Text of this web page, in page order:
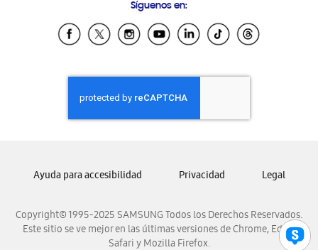
Samsung Ecuador
Samsung El Salvador
Samsung Honduras
Samsung Nicaragua
Samsung Panamá
Samsung Venezuela
Síguenos en:
Copyright© 1995-2025 SAMSUNG Todos los Derechos Reservados.
Este sitio se ve mejor en las últimas versiones de Chrome, Edge,
Safari y Mozilla Firefox.
Ayuda para accesibilidad Privacidad Legal